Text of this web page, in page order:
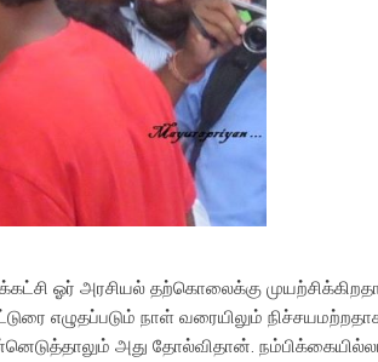
ஓர் அரசியல் தற்கொலைக்கு
எழுதப்படும் நாள் வரையிலும்
அது தோல்விதான்.